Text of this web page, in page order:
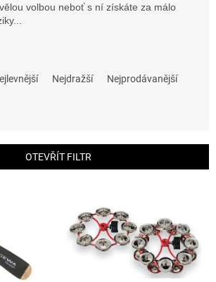
volbou neboť s ní získáte za málo
Nejdražší Nejprodávanější
OTEVŘÍT FILTR